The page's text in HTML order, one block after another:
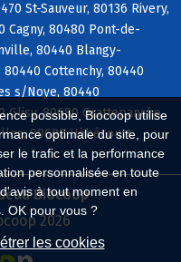
possible, Biocoop utilise
optimale du site, pour
le trafic et la performance
personnalisée en toute
à tout moment en
OK pour vous ?
les cookies
St-Sauveur, 80136 Rivery,
Cagny, 80480 Pont-de-
80440 Blangy-
Cottenchy, 80440
s/Noye, 80440
Glisy, 80680 Grattepanche,
80680 Hébécourt
Biocoop
2026